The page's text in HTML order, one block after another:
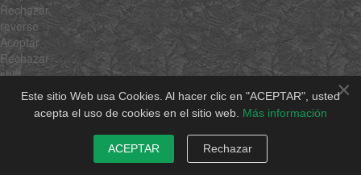
×
Este sitio Web usa Cookies. Al hacer clic en "ACEPTAR", usted
acepta el uso de cookies en el sitio web. Más información
ACEPTAR Rechazar
Rechazar
reverse
Aceptar
Rechazar
shift
Aceptar